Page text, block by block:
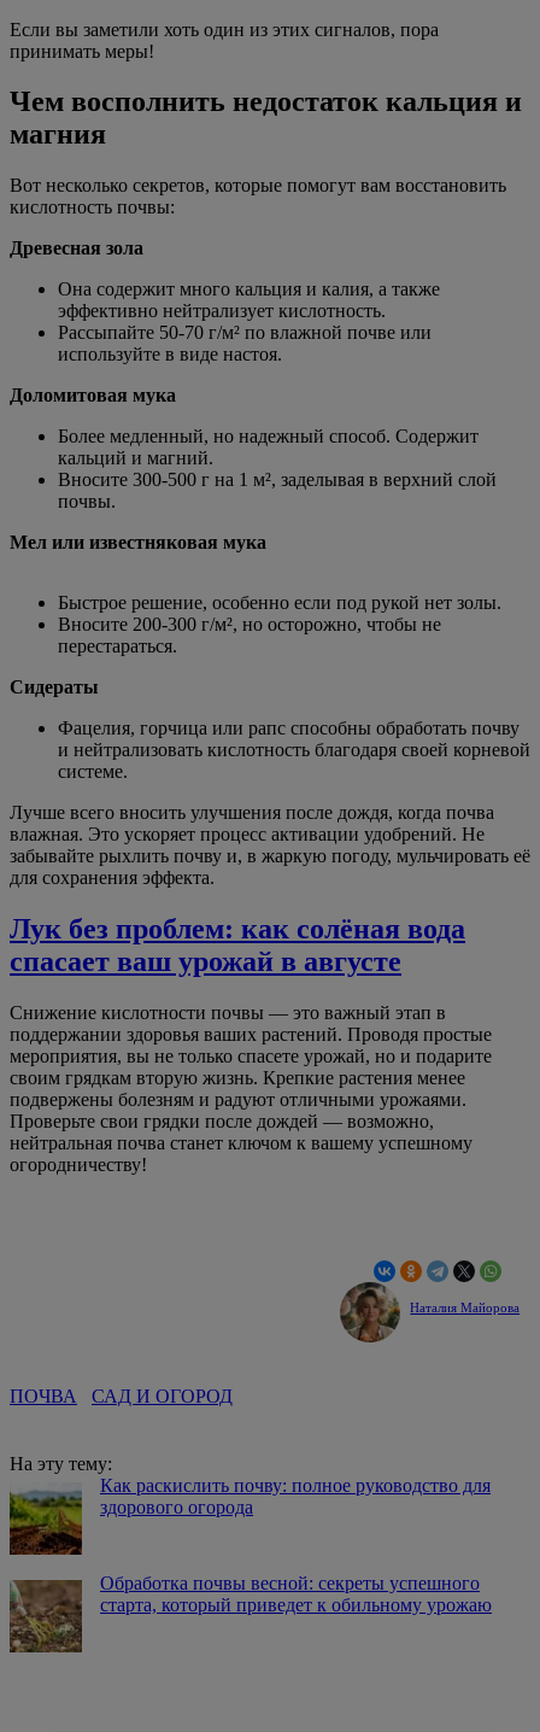
Если вы заметили хоть один из этих сигналов, пора
принимать меры!
Чем восполнить недостаток кальция и
магния
Вот несколько секретов, которые помогут вам восстановить
кислотность почвы:
Древесная зола
Она содержит много кальция и калия, а также
эффективно нейтрализует кислотность.
Рассыпайте 50-70 г/м² по влажной почве или
используйте в виде настоя.
Доломитовая мука
Более медленный, но надежный способ. Содержит
кальций и магний.
Вносите 300-500 г на 1 м², заделывая в верхний слой
почвы.
Мел или известняковая мука
Быстрое решение, особенно если под рукой нет золы.
Вносите 200-300 г/м², но осторожно, чтобы не
перестараться.
Сидераты
Фацелия, горчица или рапс способны обработать почву
и нейтрализовать кислотность благодаря своей корневой
системе.
Лучше всего вносить улучшения после дождя, когда почва
влажная. Это ускоряет процесс активации удобрений. Не
забывайте рыхлить почву и, в жаркую погоду, мульчировать её
для сохранения эффекта.
Лук без проблем: как солёная вода
спасает ваш урожай в августе
Снижение кислотности почвы — это важный этап в
поддержании здоровья ваших растений. Проводя простые
мероприятия, вы не только спасете урожай, но и подарите
своим грядкам вторую жизнь. Крепкие растения менее
подвержены болезням и радуют отличными урожаями.
Проверьте свои грядки после дождей — возможно,
нейтральная почва станет ключом к вашему успешному
огородничеству!
Наталия Майорова
ПОЧВА САД И ОГОРОД
На эту тему:
Как раскислить почву: полное руководство для
здорового огорода
Обработка почвы весной: секреты успешного
старта, который приведет к обильному урожаю